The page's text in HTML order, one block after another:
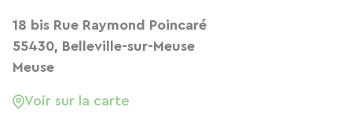
18 bis Rue Raymond Poincaré
55430, Belleville-sur-Meuse
Meuse
Voir sur la carte